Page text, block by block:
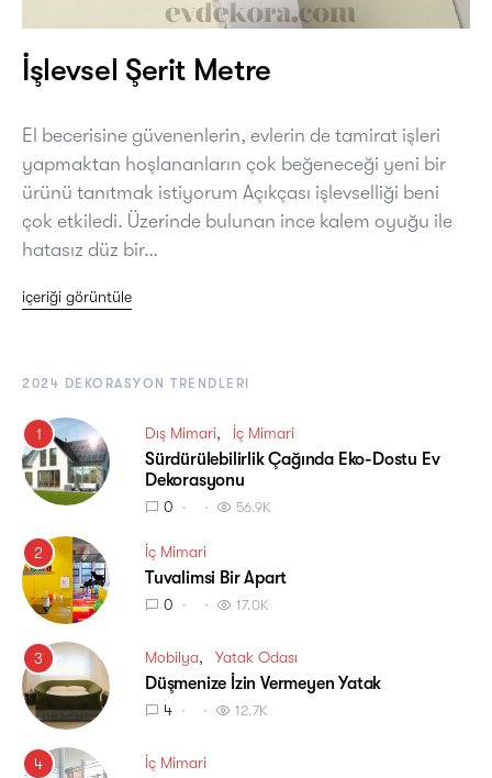
İşlevsel Şerit Metre
El becerisine güvenenlerin, evlerin de tamirat işleri
yapmaktan hoşlananların çok beğeneceği yeni bir
ürünü tanıtmak istiyorum Açıkçası işlevselliği beni
çok etkiledi. Üzerinde bulunan ince kalem oyuğu ile
hatasız düz bir…
içeriği görüntüle
2024 DEKORASYON TRENDLERI
1 Dış Mimari İç Mimari
Sürdürülebilirlik Çağında Eko-Dostu Ev
Dekorasyonu
0 56.9K
2 İç Mimari
Tuvalimsi Bir Apart
0 17.0K
3 Mobilya Yatak Odası
Düşmenize İzin Vermeyen Yatak
4 12.7K
4 İç Mimari